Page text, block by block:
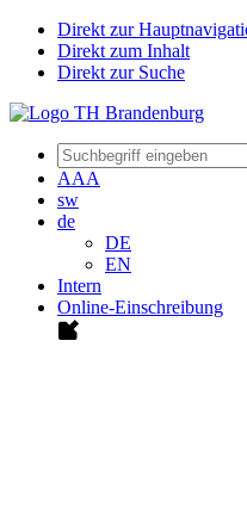
Direkt zur
Direkt zum Inhalt
Direkt zur Suche
AAA
sw
de
DE
EN
Intern
Online-Einschreibung